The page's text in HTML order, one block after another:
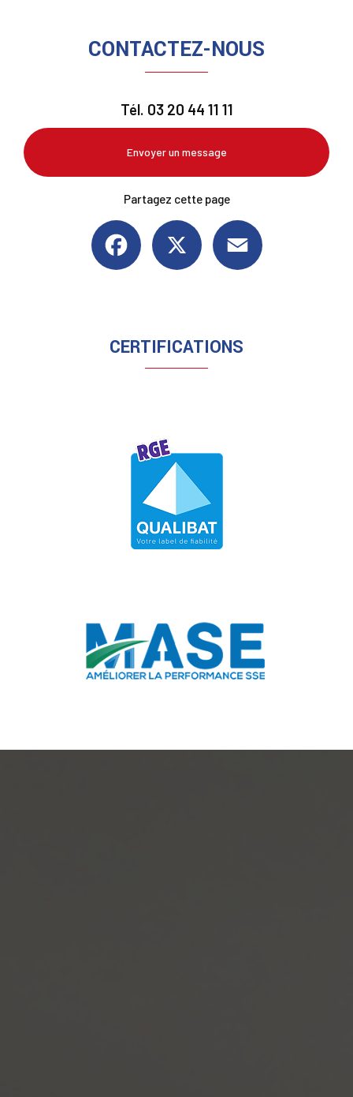
CONTACTEZ-NOUS
Tél. 03 20 44 11 11
Envoyer un message
Partagez cette page
Facebook
CERTIFICATIONS